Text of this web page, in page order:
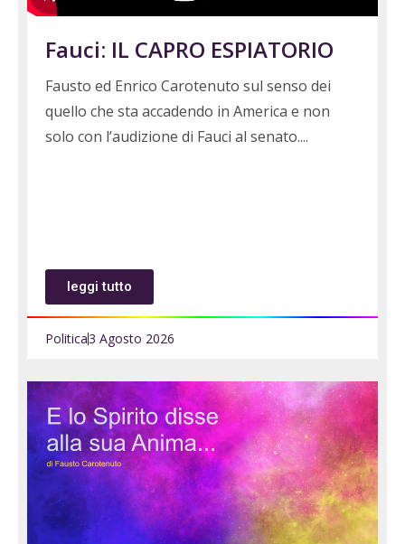
Fauci: IL CAPRO ESPIATORIO
Fausto ed Enrico Carotenuto sul senso dei
quello che sta accadendo in America e non
solo con l’audizione di Fauci al senato.
leggi tutto
Politica3 Agosto 2026